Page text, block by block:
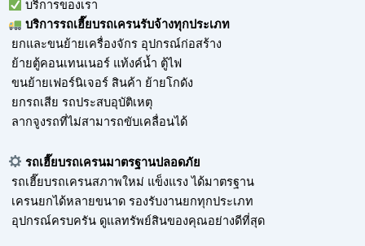
บริการของเรา
บริการรถเฮี๊ยบรถเครนรับจ้างทุกประเภท
ยกและขนย้ายเครื่องจักร อุปกรณ์ก่อสร้าง
ย้ายตู้คอนเทนเนอร์ แท้งค์น้ำ ตู้ไฟ
ขนย้ายเฟอร์นิเจอร์ สินค้า ย้ายโกดัง
ยกรถเสีย รถประสบอุบัติเหตุ
ลากจูงรถที่ไม่สามารถขับเคลื่อนได้
รถเฮี๊ยบรถเครนมาตรฐานปลอดภัย
รถเฮี๊ยบรถเครนสภาพใหม่ แข็งแรง ได้มาตรฐาน
เครนยกได้หลายขนาด รองรับงานยกทุกประเภท
อุปกรณ์ครบครัน ดูแลทรัพย์สินของคุณอย่างดีที่สุด